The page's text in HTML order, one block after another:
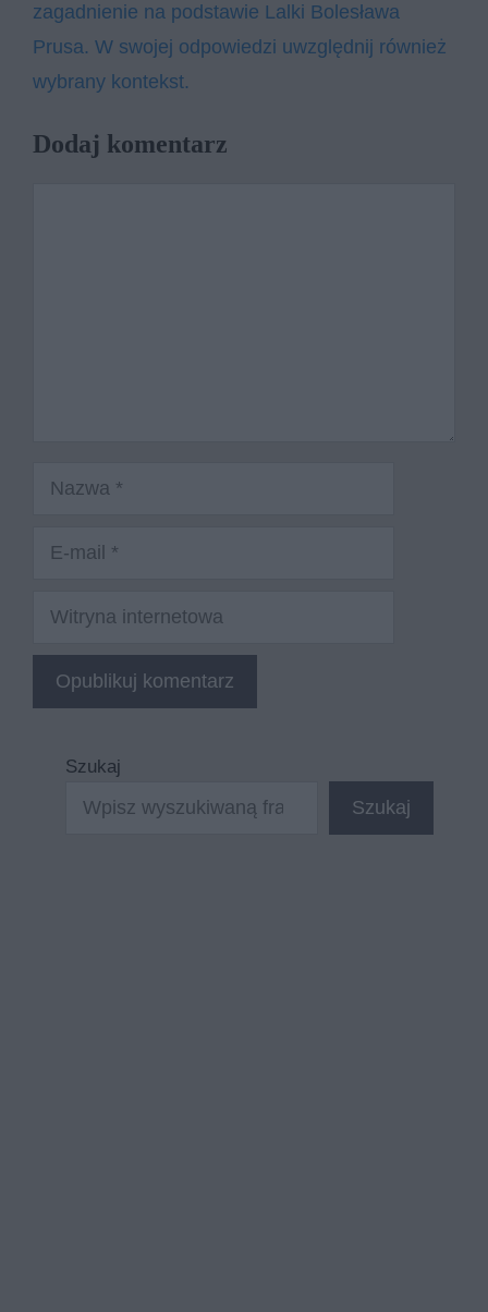
zagadnienie na podstawie Lalki Bolesława
Prusa. W swojej odpowiedzi uwzględnij również
wybrany kontekst.
Dodaj komentarz
Nazwa
Witryna
Szukaj
Szukaj